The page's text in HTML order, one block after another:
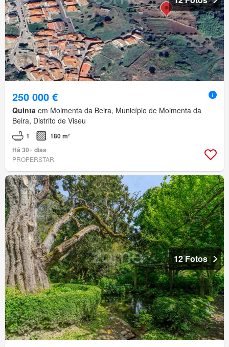
250 000 €
Quinta em Moimenta da Beira, Município de Moimenta da
Beira, Distrito de Viseu
1
180 m²
Há 30+ dias
PROPERSTAR
12 Fotos